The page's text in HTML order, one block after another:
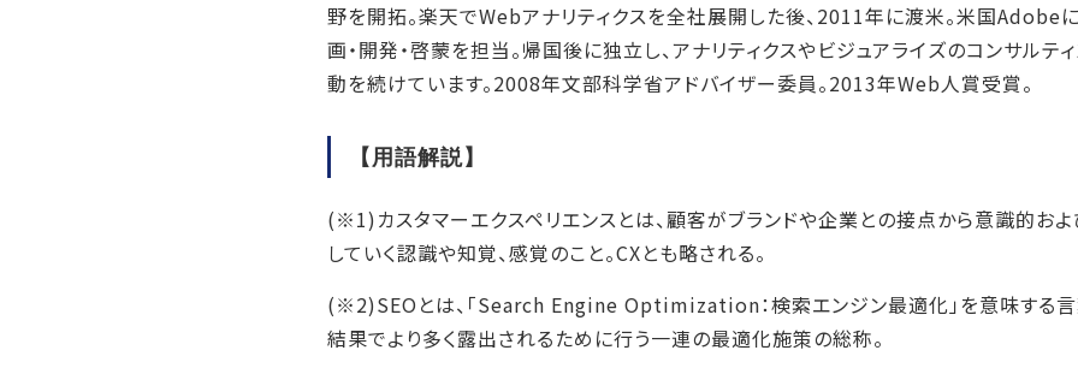
野を開拓。楽天でWebアナリティクスを全社展開した後、2011年に渡米。米国
画・開発・啓蒙を担当。帰国後に独立し、アナリティクスやビジュアライズのコンサルテ
動を続けています。2008年文部科学省アドバイザー委員。2013年Web人賞受賞。
【用語解説】
(※1)カスタマーエクスペリエンスとは、顧客がブランドや企業との接点から意識的お
していく認識や知覚、感覚のこと。CXとも略される。
(※2)SEOとは、「Search Engine Optimization：検索エンジン最適化」を意味する言
結果でより多く露出されるために行う一連の最適化施策の総称。